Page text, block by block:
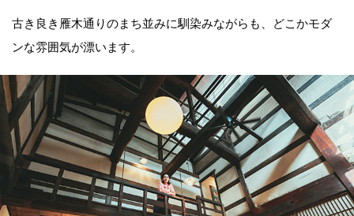
古き良き雁木通りのまち並みに馴染みながらも、どこかモダ
ンな雰囲気が漂います。